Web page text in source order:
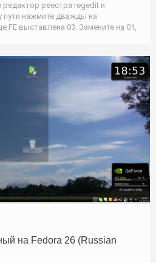
редактор реестра regedit и
пути нажмите дважды на
FE выставлена 03. Замените на 01,
на Fedora 26 (Russian